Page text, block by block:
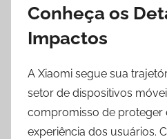
Conheça os
Impactos
A Xiaomi segue sua
setor de dispositivos
compromisso de proteger
experiência dos usuários.